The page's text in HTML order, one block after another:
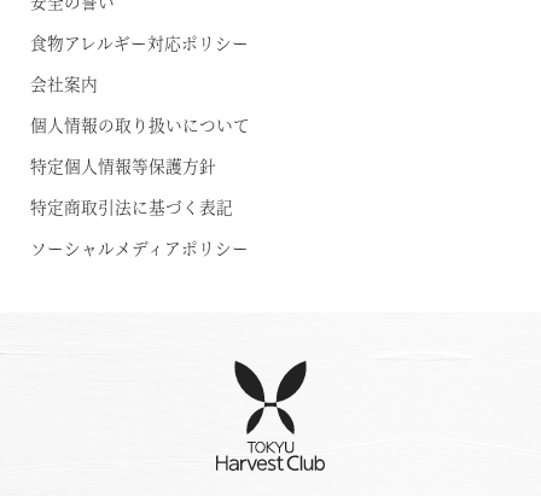
食物アレルギー対応ポリシー
会社案内
個人情報の取り扱いについて
特定個人情報等保護方針
特定商取引法に基づく表記
ソーシャルメディアポリシー